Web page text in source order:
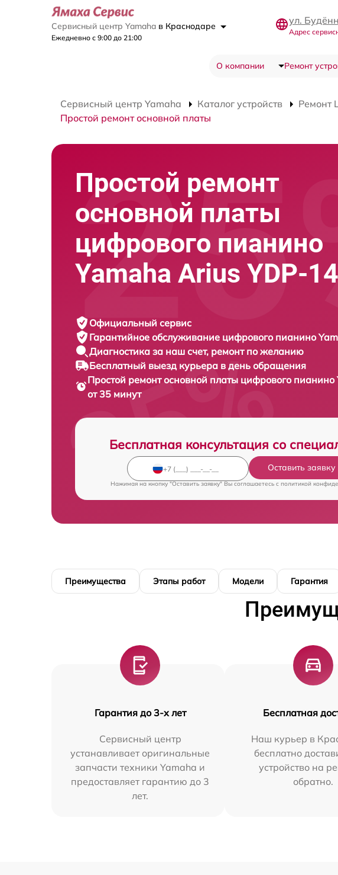
Сервисный центр Yamaha в Краснодаре
Ежедневно с 9:00 до 21:00
ул.
Адрес
О компании Ремонт
Сервисный центр Yamaha Каталог устройств Ремонт
Простой ремонт основной платы
Простой ремонт
основной платы
цифрового пианино
Yamaha Arius YDP-
Официальный сервис
Гарантийное обслуживание цифрового пианино
Диагностика за наш счет, ремонт по желанию
Бесплатный выезд курьера в день обращения
Простой ремонт основной платы цифрового пианино
от 35 минут
Бесплатная консультация со
Оставить заявку
Нажимая на кнопку "Оставить заявку" Вы соглашаетесь c политикой
Преимущества Этапы работ Модели Гарантия
Гарантия до 3-х лет
Сервисный центр
устанавливает оригинальные
запчасти техники Yamaha и
предоставляет гарантию до 3
лет.
Бесплатная
Наш курьер в
бесплатно
устройство на
обратно.